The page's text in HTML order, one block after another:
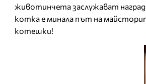
животинчета заслужават
котка е минала път на
котешки!